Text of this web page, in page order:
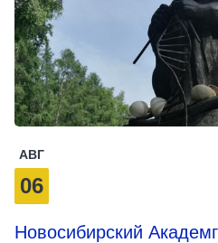
АВГ
06
Новосибирский